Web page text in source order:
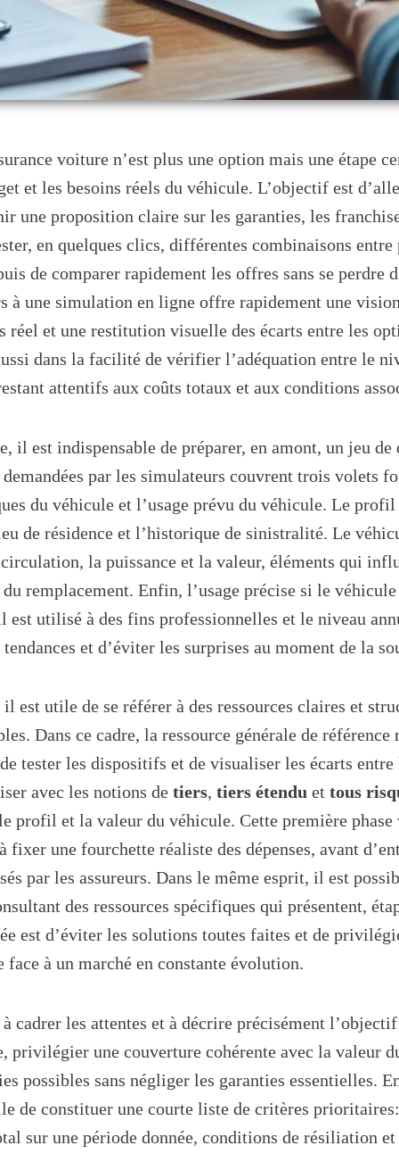
voiture n’est plus une option mais une étape
et les besoins réels du véhicule. L’objectif est
une proposition claire sur les garanties, les
en quelques clics, différentes combinaisons
de comparer rapidement les offres sans se perdre
à une simulation en ligne offre rapidement une
réel et une restitution visuelle des écarts entre les
dans la facilité de vérifier l’adéquation entre le
attentifs aux coûts totaux et aux conditions
il est indispensable de préparer, en amont, un jeu
par les simulateurs couvrent trois volets
du véhicule et l’usage prévu du véhicule. Le
de résidence et l’historique de sinistralité. Le
la puissance et la valeur, éléments qui
remplacement. Enfin, l’usage précise si le
est utilisé à des fins professionnelles et le niveau
et d’éviter les surprises au moment de la
est utile de se référer à des ressources claires et
Dans ce cadre, la ressource générale de
tester les dispositifs et de visualiser les écarts
avec les notions de tiers, tiers étendu et tous
profil et la valeur du véhicule. Cette première phase
fixer une fourchette réaliste des dépenses, avant
par les assureurs. Dans le même esprit, il est
des ressources spécifiques qui présentent,
est d’éviter les solutions toutes faites et de
à un marché en constante évolution.
cadrer les attentes et à décrire précisément
privilégier une couverture cohérente avec la valeur
possibles sans négliger les garanties essentielles.
de constituer une courte liste de critères
sur une période donnée, conditions de résiliation